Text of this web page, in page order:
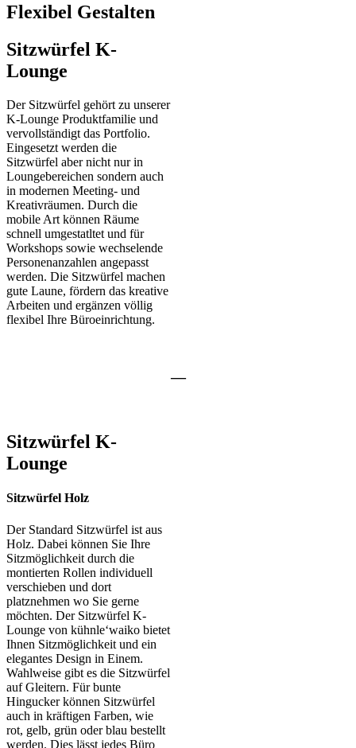
Flexibel Gestalten
Sitzwürfel K-
Lounge
Der Sitzwürfel gehört zu unserer
K-Lounge Produktfamilie und
vervollständigt das Portfolio.
Eingesetzt werden die
Sitzwürfel aber nicht nur in
Loungebereichen sondern auch
in modernen Meeting- und
Kreativräumen. Durch die
mobile Art können Räume
schnell umgestatltet und für
Workshops sowie wechselende
Personenanzahlen angepasst
werden. Die Sitzwürfel machen
gute Laune, fördern das kreative
Arbeiten und ergänzen völlig
flexibel Ihre Büroeinrichtung.
—
Sitzwürfel K-
Lounge
Sitzwürfel Holz
Der Standard Sitzwürfel ist aus
Holz. Dabei können Sie Ihre
Sitzmöglichkeit durch die
montierten Rollen individuell
verschieben und dort
platznehmen wo Sie gerne
möchten. Der Sitzwürfel K-
Lounge von kühnle‘waiko bietet
Ihnen Sitzmöglichkeit und ein
elegantes Design in Einem.
Wahlweise gibt es die Sitzwürfel
auf Gleitern. Für bunte
Hingucker können Sitzwürfel
auch in kräftigen Farben, wie
rot, gelb, grün oder blau bestellt
werden. Dies lässt jedes Büro